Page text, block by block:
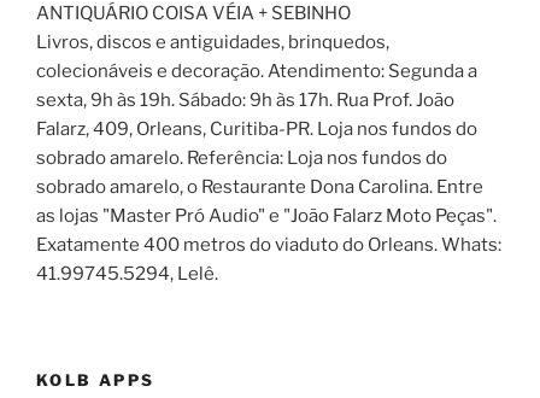
ANTIQUÁRIO COISA VÉIA + SEBINHO
Livros, discos e antiguidades, brinquedos,
colecionáveis e decoração. Atendimento: Segunda a
sexta, 9h às 19h. Sábado: 9h às 17h. Rua Prof. João
Falarz, 409, Orleans, Curitiba-PR. Loja nos fundos do
sobrado amarelo. Referência: Loja nos fundos do
sobrado amarelo, o Restaurante Dona Carolina. Entre
as lojas "Master Pró Audio" e "João Falarz Moto Peças".
Exatamente 400 metros do viaduto do Orleans. Whats:
41.99745.5294, Lelê.
KOLB APPS